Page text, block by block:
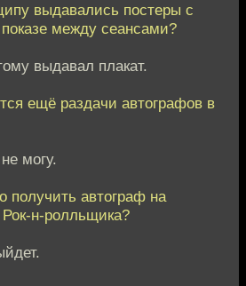
выдавались постеры с
между сеансами?
выдавал плакат.
ещё раздачи автографов в
могу.
автограф на
н-ролльщика?